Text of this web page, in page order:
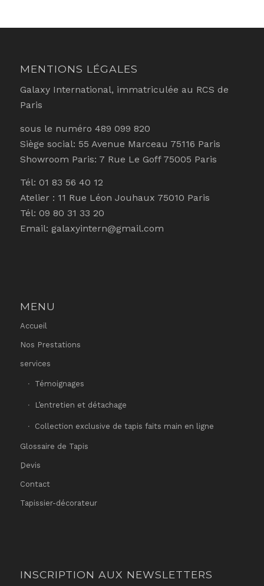
MENTIONS LÉGALES
Galaxy International, immatriculée au RCS de
Paris
sous le numéro 489 099 820
Siège social: 55 Avenue Marceau 75116 Paris
Showroom Paris: 7 Rue Le Goff 75005 Paris
Tél: 01 83 56 40 12
Atelier : 11 Rue Léon Jouhaux 75010 Paris
Tél: 09 80 31 33 20
Email: galaxyintern@gmail.com
MENU
Accueil
Nos Prestations
services
Témoignages
L’entretien et détachage
Collection exclusive de tapis faits main en ligne
Glossaire de Tapis
ِDevis
Contact
Tapissier-décorateur
INSCRIPTION AUX NEWSLETTERS